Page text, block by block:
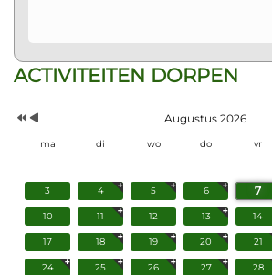
ACTIVITEITEN DORPEN
Vorig
Jaar
Vorige
Maand
Augustus 2026
ma di wo do vr
3 4 5 6 7
10 11 12 13 14
17 18 19 20 21
24 25 26 27 28